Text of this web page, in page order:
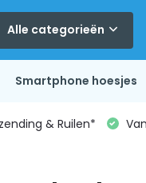
Alle categorieën
Smartphone hoesjes
& Ruilen*